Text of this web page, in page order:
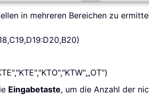
in mehreren Bereichen zu
Eingabetaste, um die Anzahl der